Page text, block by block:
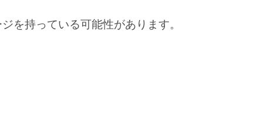
を持っている可能性があります。